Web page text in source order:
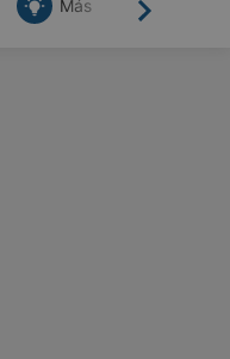
Tovább
Más